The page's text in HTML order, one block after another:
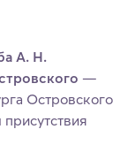
А. Н.
—
Островского